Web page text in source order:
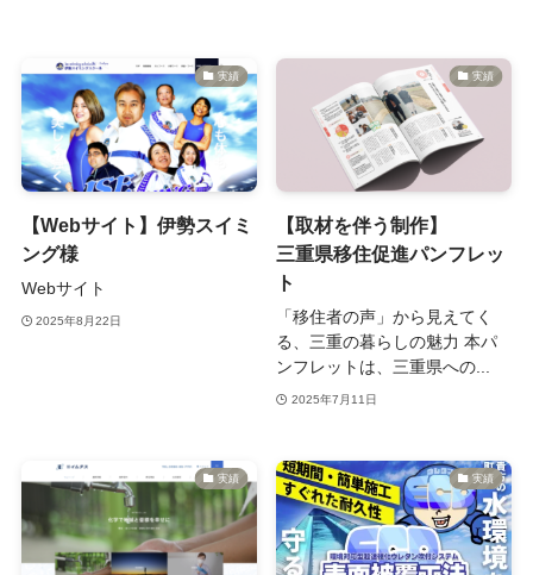
実績
【Webサイト】伊勢スイミ
ング様
Webサイト
2025年8月22日
実績
【取材を伴う制作】
三重県移住促進パンフレッ
ト
「移住者の声」から見えてく
る、三重の暮らしの魅力 本パ
ンフレットは、三重県への...
2025年7月11日
実績 実績